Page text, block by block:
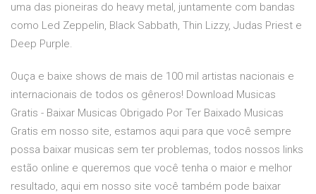
uma das pioneiras do heavy metal, juntamente com bandas
como Led Zeppelin, Black Sabbath, Thin Lizzy, Judas Priest e
Deep Purple.
Ouça e baixe shows de mais de 100 mil artistas nacionais e
internacionais de todos os gêneros! Download Musicas
Gratis - Baixar Musicas Obrigado Por Ter Baixado Musicas
Gratis em nosso site, estamos aqui para que você sempre
possa baixar musicas sem ter problemas, todos nossos links
estão online e queremos que você tenha o maior e melhor
resultado, aqui em nosso site você também pode baixar